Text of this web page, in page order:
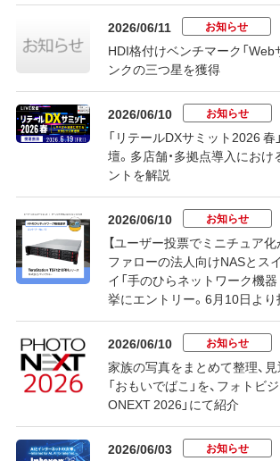
2026/06/11 お知らせ
HDI格付けベンチマーク「Web
ンクの三つ星を獲得
2026/06/10 お知らせ
「リテールDXサミット2026 春
壇。多店舗・多拠点導入にお
ントを解説
2026/06/10 お知らせ
【ユーザー投票でミニチュア化
ファローの法人向けNASとス
イ「手のひらネットワーク機
挙にエントリー。6月10日よ
2026/06/10 お知らせ
家族の写真をまとめて整理、
「おもいでばこ」を、フォトビ
ONEXT 2026」にて紹介
2026/06/03 お知らせ